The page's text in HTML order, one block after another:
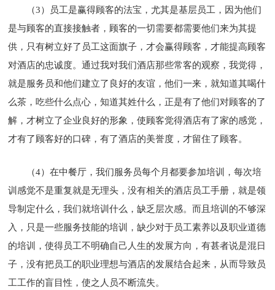
（3）员工是赢得顾客的法宝，尤其是基层员工，因为他们
是与顾客的直接接触者，顾客的一切需要都需要他们来为其提
供，只有树立好了员工这面旗子，才会赢得顾客，才能提高顾客
对酒店的忠诚度。通过我对我们酒店那些常客的观察，我觉得，
就是服务员和他们建立了良好的友谊，他们一来，就知道其喝什
么茶，吃些什么点心，知道其姓什么，正是有了他们对顾客的了
解，才树立了企业良好的形象，使顾客觉得酒店有了家的感觉，
才有了顾客好的口碑，有了酒店的美誉度，才留住了顾客。
（4）在中餐厅，我们服务员每个月都要参加培训，每次培
训感觉不是重复就是无理头，没有相关的酒店员工手册，就是领
导制定什么，我们就培训什么，缺乏层次感。而且培训的不够深
入，只是一些服务技能的培训，缺少对于员工素养以及职业道德
的培训，使得员工不明确自己人生的发展方向，有甚者说是混日
子，没有把员工的职业理想与酒店的发展结合起来，从而导致员
工工作的盲目性，使之人员不断流失。